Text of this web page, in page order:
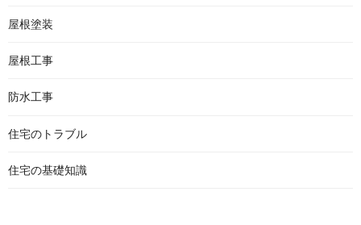
屋根塗装
屋根工事
防水工事
住宅のトラブル
住宅の基礎知識